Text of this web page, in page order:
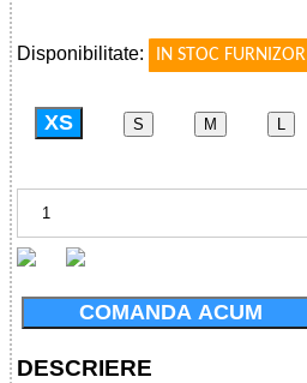
Disponibilitate:
IN STOC FURNIZOR
XS S M L
COMANDA ACUM
DESCRIERE